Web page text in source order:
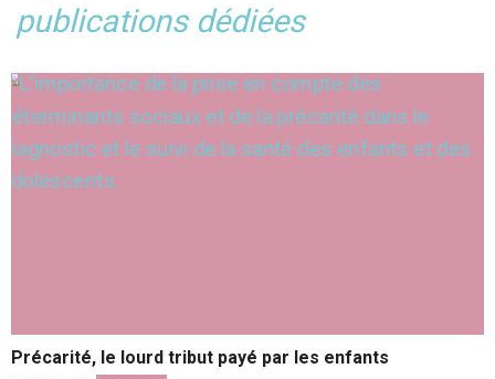
publications dédiées
Précarité, le lourd tribut payé par les enfants